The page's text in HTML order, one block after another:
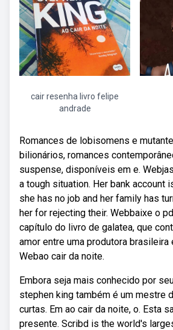
cair resenha livro felipe
andrade
Romances de lobisomens e
bilionários, romances
suspense, disponíveis em e.
a tough situation. Her bank account
she has no job and her family has
her for rejecting their. Webbaixe o
capítulo do livro de galatea, que
amor entre uma produtora brasileira
Webao cair da noite.
Embora seja mais conhecido por
stephen king também é um mestre
curtas. Em ao cair da noite, o. Esta
presente. Scribd is the world's